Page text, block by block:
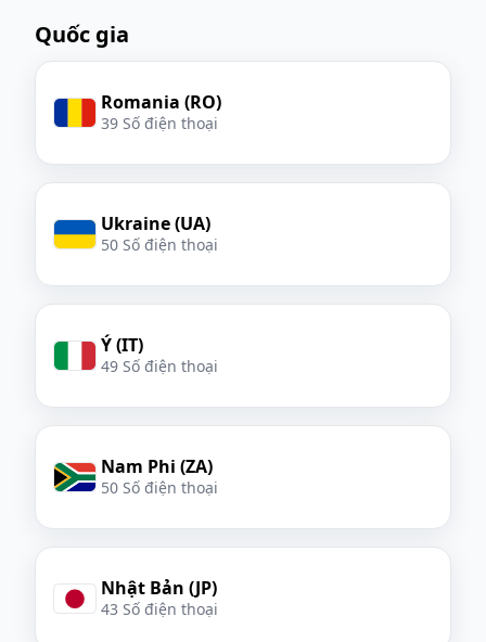
Quốc gia
Romania (RO)
39 Số điện thoại
Ukraine (UA)
50 Số điện thoại
Ý (IT)
49 Số điện thoại
Nam Phi (ZA)
50 Số điện thoại
Nhật Bản (JP)
43 Số điện thoại